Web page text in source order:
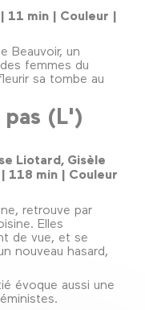
11 min | Couleur |
Beauvoir, un
femmes du
sa tombe au
(L')
Liotard, Gisèle
118 min | Couleur
retrouve par
Elles
de vue, et se
nouveau hasard,
évoque aussi une